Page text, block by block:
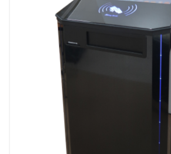
Читательский билет
Инвентаризация ТМЦ